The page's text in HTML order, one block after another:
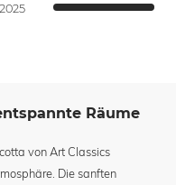
Räume
von Art Classics
Die sanften